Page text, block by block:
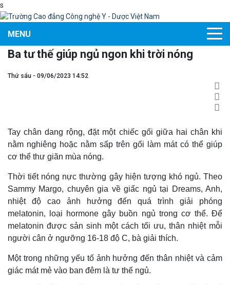
s
MENU
Ba tư thế giúp ngủ ngon khi trời nóng
Thứ sáu - 09/06/2023 14:52
Tay chân dang rộng, đặt một chiếc gối giữa hai chân khi
nằm nghiêng hoặc nằm sấp trên gối làm mát có thể giúp
cơ thể thư giãn mùa nóng.
Thời tiết nóng nực thường gây hiện tượng khó ngủ. Theo
Sammy Margo, chuyên gia về giấc ngủ tại Dreams, Anh,
nhiệt độ cao ảnh hưởng đến quá trình giải phóng
melatonin, loại hormone gây buồn ngủ trong cơ thể. Để
melatonin được sản sinh một cách tối ưu, thân nhiệt mỗi
người cân ở ngưỡng 16-18 độ C, bà giải thích.
Một trong những yếu tố ảnh hưởng đến thân nhiệt và cảm
giác mát mẻ vào ban đêm là tư thế ngủ.